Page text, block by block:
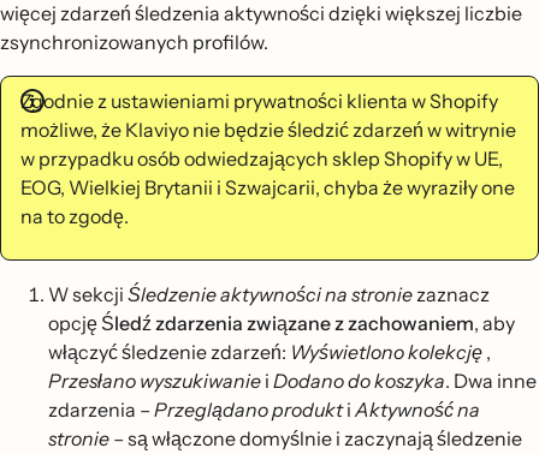
więcej zdarzeń śledzenia aktywności dzięki większej liczbie
zsynchronizowanych profilów.
Zgodnie z ustawieniami prywatności klienta w Shopify
możliwe, że Klaviyo nie będzie śledzić zdarzeń w witrynie
w przypadku osób odwiedzających sklep Shopify w UE,
EOG, Wielkiej Brytanii i Szwajcarii, chyba że wyraziły one
na to zgodę.
W sekcji Śledzenie aktywności na stroniezaznacz
opcję Śledź zdarzenia związane z zachowaniem, aby
włączyć śledzenie zdarzeń: Wyświetlono kolekcję ,
Przesłano wyszukiwanie i Dodano do koszyka. Dwa inne
zdarzenia – Przeglądano produktiAktywność na
stronie – są włączone domyślnie i zaczynają śledzenie